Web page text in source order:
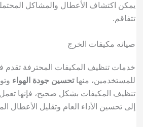
يمكن اكتشاف الأعطال والمشاكل
تتفاقم.
صيانه مكيفات الخرج
خدمات تنظيف المكيفات المحترفة تقدم
للمستخدمين، منهاتحسين جودة الهواء
تنظيف المكيفات بشكل صحيح، فإنها
إلى تحسين الأداء العام وتقليل الأعطال